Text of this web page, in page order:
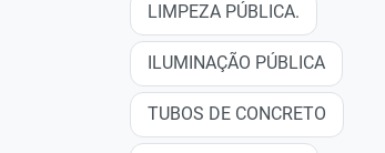
LIMPEZA PÚBLICA.
ILUMINAÇÃO PÚBLICA
TUBOS DE CONCRETO